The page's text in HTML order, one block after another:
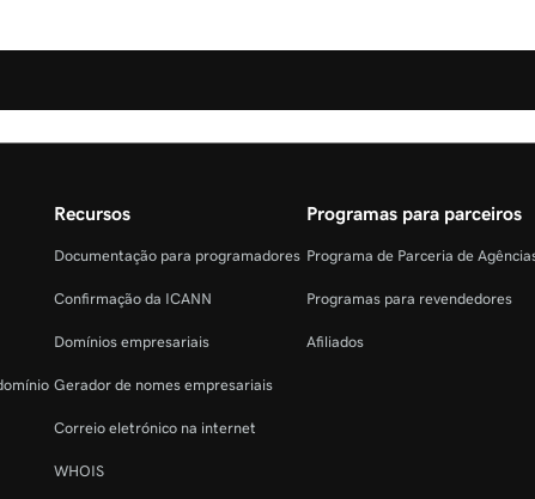
Recursos
Documentação para programadores
Confirmação da ICANN
Domínios empresariais
Gerador de nomes empresariais
Correio eletrónico na internet
WHOIS
Programas para parceiros
Programa de Parceria de
Programas para revendedores
Afiliados